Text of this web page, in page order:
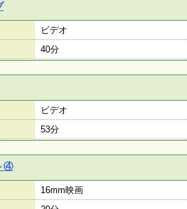
ビデオ
40分
ビデオ
53分
④
16mm映画